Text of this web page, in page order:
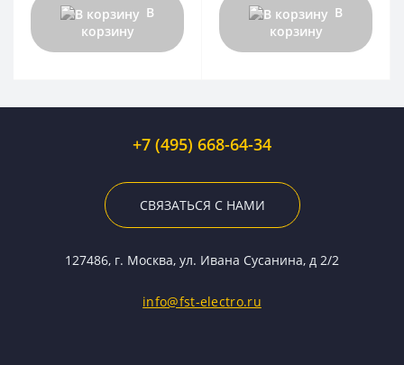
В
корзину
В
корзину
+7 (495) 668-64-34
СВЯЗАТЬСЯ С НАМИ
127486, г. Москва, ул. Ивана Сусанина, д 2/2
info@fst-electro.ru